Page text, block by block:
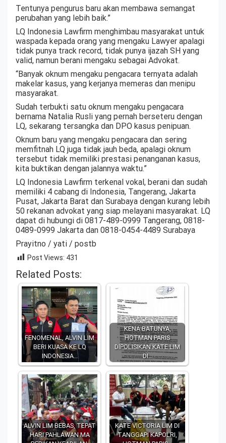
Tentunya pengurus baru akan membawa semangat
perubahan yang lebih baik.”
LQ Indonesia Lawfirm menghimbau masyarakat untuk
waspada kepada orang yang mengaku Lawyer apalagi
tidak punya track record, tidak punya ijazah SH yang
valid, namun berani mengaku sebagai Advokat.
“Banyak oknum mengaku pengacara ternyata adalah
makelar kasus, yang kerjanya memeras dan menipu
masyarakat.
Sudah terbukti satu oknum mengaku pengacara
bernama Natalia Rusli yang pernah berseteru dengan
LQ, sekarang tersangka dan DPO kasus penipuan.
Oknum baru yang mengaku pengacara dan sering
memfitnah LQ juga tidak jauh beda, apalagi oknum
tersebut tidak memiliki prestasi penanganan kasus,
kita buktikan dengan jalannya waktu.”
LQ Indonesia Lawfirm terkenal vokal, berani dan sudah
memiliki 4 cabang di Indonesia, Tangerang, Jakarta
Pusat, Jakarta Barat dan Surabaya dengan kurang lebih
50 rekanan advokat yang siap melayani masyarakat. LQ
dapat di hubungi di 0817-489-0999 Tangerang, 0818-
0489-0999 Jakarta dan 0818-0454-4489 Surabaya
Prayitno / yati / postb
Post Views: 431
Related Posts:
FENOMENAL, ALVIN LIM
BERI KUASA KE LQ
INDONESIA…
KENA BATUNYA,
HOTMAN PARIS
DlPOLISIKAN KATE LIM
DI…
ALVIN LIM BEBAS, TEPAT
HARI PAHLAWAN MA
KATE VICTORIA LIM DI
TANGGAPI KAPOLRI,